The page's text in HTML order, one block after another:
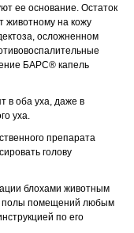
ее основание. Остаток
животному на кожу
осложненном
БАРС® капель
в оба уха, даже в
уха.
препарата
голову
блохами животным
полы помещений любым
по его